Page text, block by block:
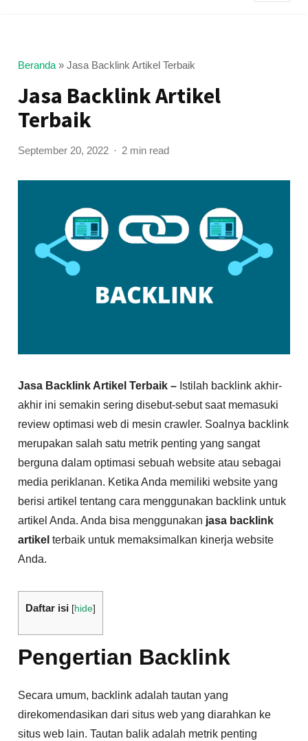
Beranda »Jasa Backlink Artikel Terbaik
Jasa Backlink Artikel
Terbaik
September 20, 2022 2 min read
Jasa Backlink Artikel Terbaik – Istilah backlink akhir-
akhir ini semakin sering disebut-sebut saat memasuki
review optimasi web di mesin crawler. Soalnya backlink
merupakan salah satu metrik penting yang sangat
berguna dalam optimasi sebuah website atau sebagai
media periklanan. Ketika Anda memiliki website yang
berisi artikel tentang cara menggunakan backlink untuk
artikel Anda. Anda bisa menggunakan jasa backlink
artikel terbaik untuk memaksimalkan kinerja website
Anda.
Daftar isi [hide]
Pengertian Backlink
Secara umum, backlink adalah tautan yang
direkomendasikan dari situs web yang diarahkan ke
situs web lain. Tautan balik adalah metrik penting